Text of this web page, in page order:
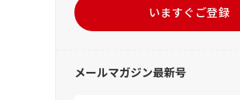
いますぐご登録
メールマガジン最新号